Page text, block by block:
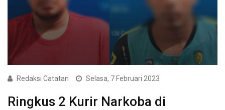
Redaksi Catatan Selasa, 7 Februari 2023
Ringkus 2 Kurir Narkoba di